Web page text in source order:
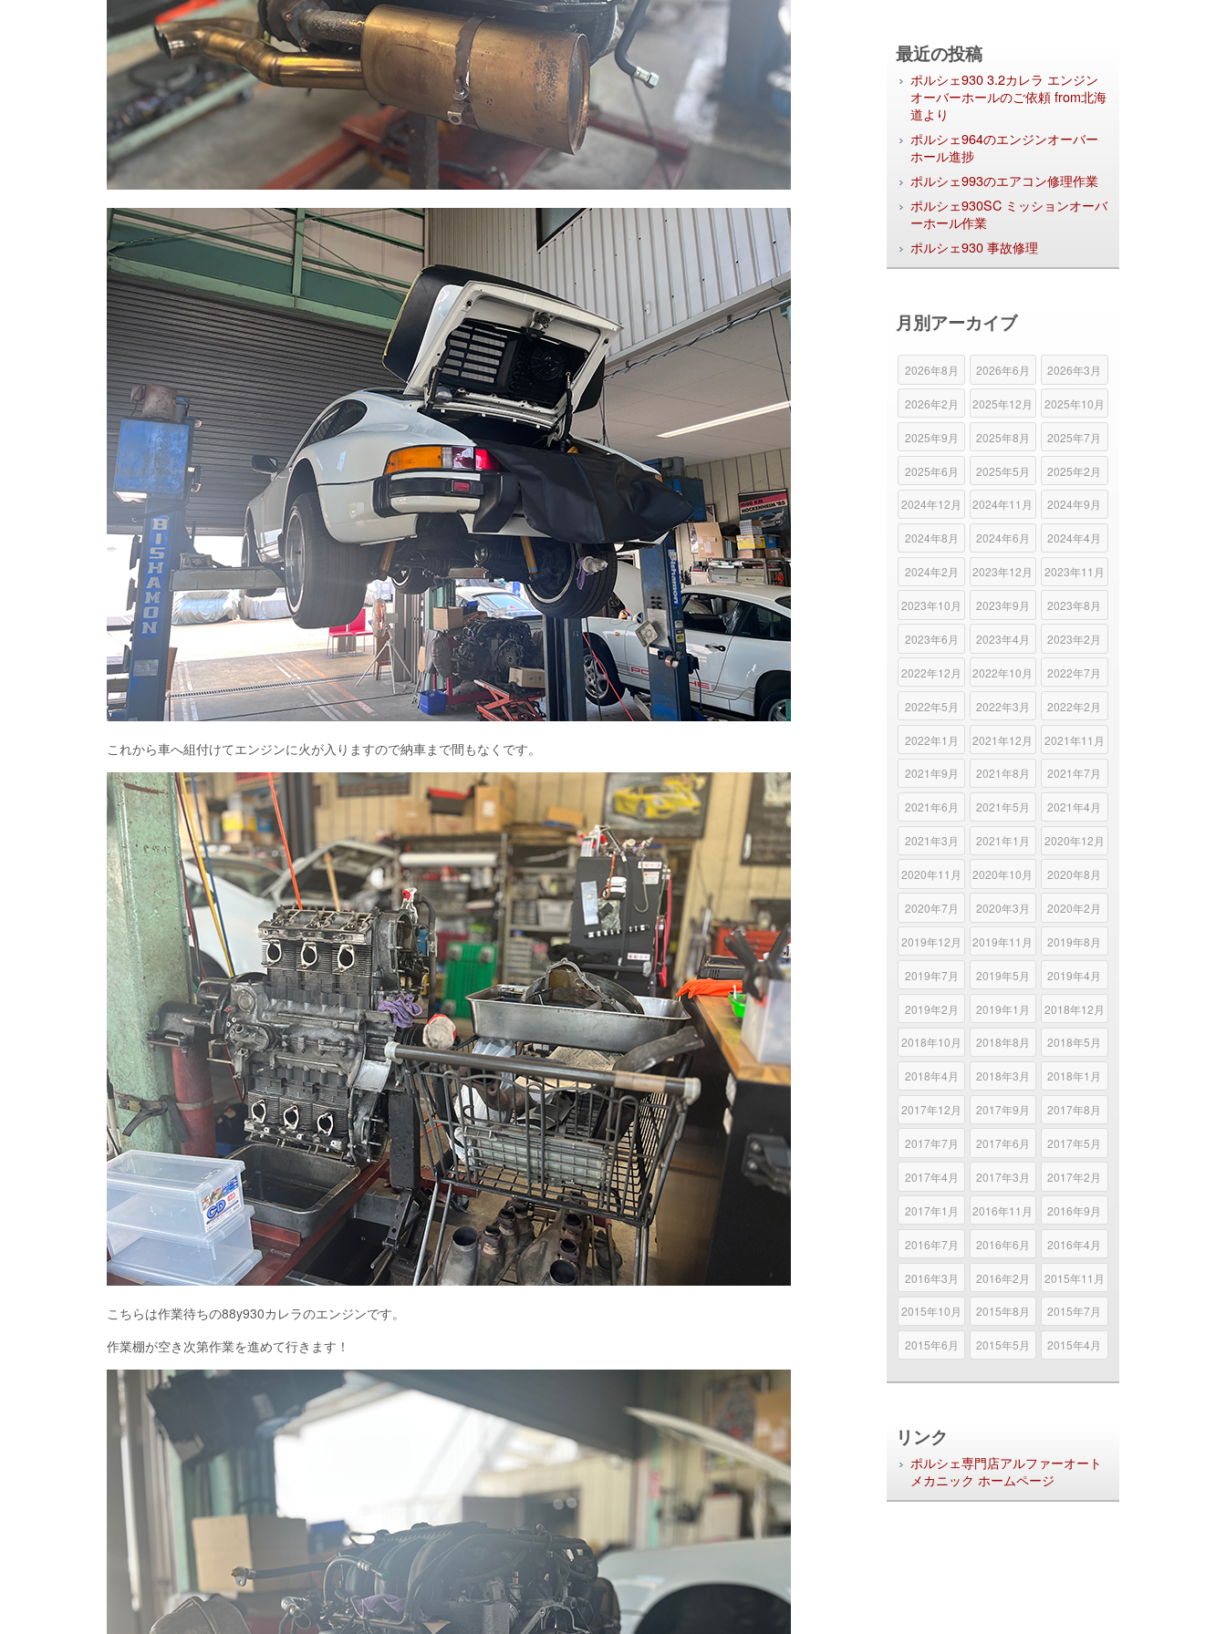
これから車へ組付けてエンジンに火が入りますので納車まで間もなくです。
こちらは作業待ちの88y930カレラのエンジンです。
作業棚が空き次第作業を進めて行きます！
最近の投稿
ポルシェ930 3.2カレラ エンジン
オーバーホールのご依頼 from北海
道より
ポルシェ964のエンジンオーバー
ホール進捗
ポルシェ993のエアコン修理作業
ポルシェ930SC ミッションオーバ
ーホール作業
ポルシェ930 事故修理
月別アーカイブ
2026年8月 2026年6月 2026年3月
2026年2月 2025年12月 2025年10月
2025年9月 2025年8月 2025年7月
2025年6月 2025年5月 2025年2月
2024年12月 2024年11月 2024年9月
2024年8月 2024年6月 2024年4月
2024年2月 2023年12月 2023年11月
2023年10月 2023年9月 2023年8月
2023年6月 2023年4月 2023年2月
2022年12月 2022年10月 2022年7月
2022年5月 2022年3月 2022年2月
2022年1月 2021年12月 2021年11月
2021年9月 2021年8月 2021年7月
2021年6月 2021年5月 2021年4月
2021年3月 2021年1月 2020年12月
2020年11月 2020年10月 2020年8月
2020年7月 2020年3月 2020年2月
2019年12月 2019年11月 2019年8月
2019年7月 2019年5月 2019年4月
2019年2月 2019年1月 2018年12月
2018年10月 2018年8月 2018年5月
2018年4月 2018年3月 2018年1月
2017年12月 2017年9月 2017年8月
2017年7月 2017年6月 2017年5月
2017年4月 2017年3月 2017年2月
2017年1月 2016年11月 2016年9月
2016年7月 2016年6月 2016年4月
2016年3月 2016年2月 2015年11月
2015年10月 2015年8月 2015年7月
2015年6月 2015年5月 2015年4月
リンク
ポルシェ専門店アルファーオート
メカニック ホームページ